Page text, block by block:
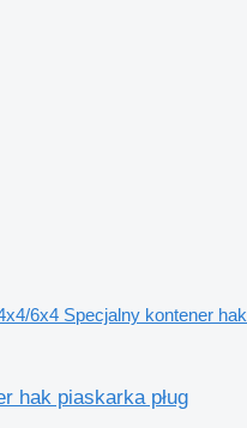
6x4 Specjalny kontener hak
hak piaskarka pług